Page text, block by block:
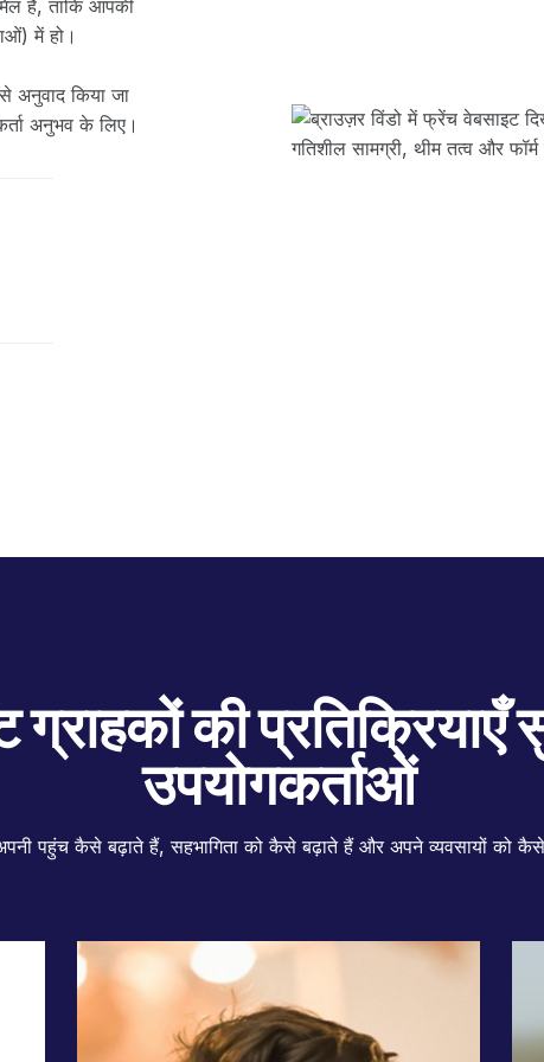
है, ताकि आपकी
में हो।
अनुवाद किया जा
अनुभव के लिए।
ग्राहकों की
उपयोगकर्ताओं
अपनी पहुंच कैसे बढ़ाते हैं, सहभागिता को कैसे बढ़ाते हैं और अपने व्यवसायों को
Webflow
सॉफ्टवेयर